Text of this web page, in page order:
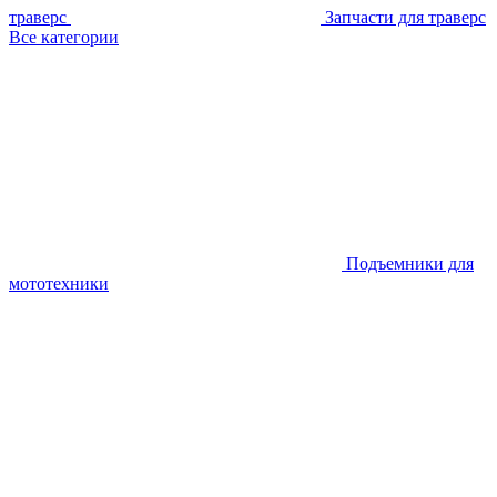
траверс
Запчасти для траверс
Все категории
Подъемники для
мототехники